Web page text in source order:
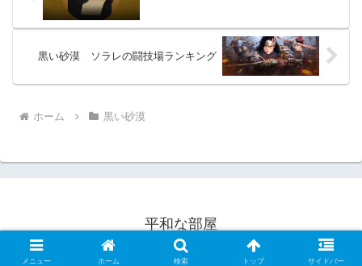
黒い砂漠 ソラレの闘技場ランキング
ホーム 黒い砂漠
平和な部屋
© 2022 平和な部屋.
メニュー ホーム 検索 トップ サイドバー